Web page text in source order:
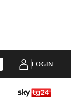
LOGIN